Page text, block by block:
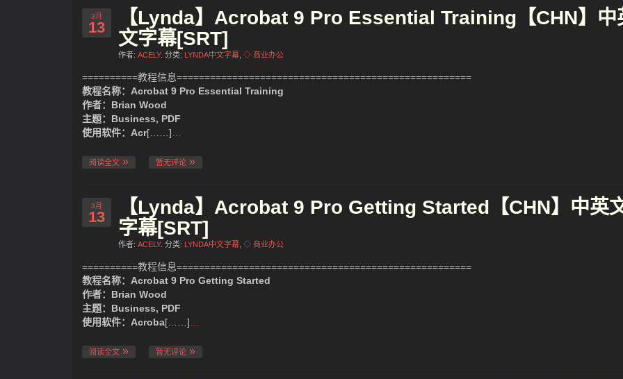
3月
13
【Lynda】Acrobat 9 Pro Essential Training【CHN】中
文字幕[SRT]
作者: ACELY. 分类: LYNDA中文字幕 ◇ 商业办公
==========教程信息=====================================================
教程名称：Acrobat 9 Pro Essential Training
作者：Brian Wood
主题：Business, PDF
使用软件：Acr[……]
阅读全文 暂无评论
3月
13
【Lynda】Acrobat 9 Pro Getting Started【CHN】中英
字幕[SRT]
作者: ACELY. 分类: LYNDA中文字幕 ◇ 商业办公
==========教程信息=====================================================
教程名称：Acrobat 9 Pro Getting Started
作者：Brian Wood
主题：Business, PDF
使用软件：Acroba[……]
阅读全文 暂无评论